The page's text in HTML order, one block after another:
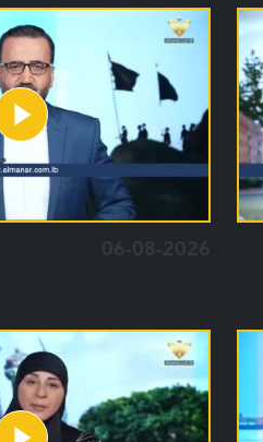
06-08-2026